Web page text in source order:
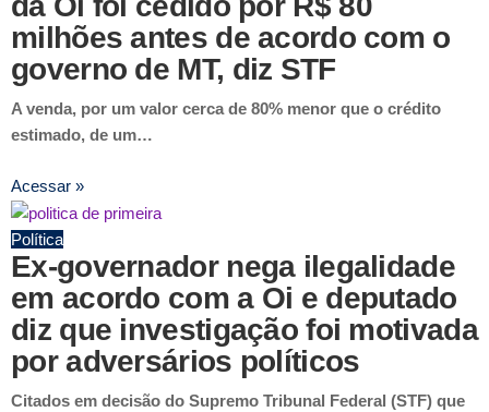
milhões antes de acordo com o
governo de MT, diz STF
A venda, por um valor cerca de 80% menor que o crédito
estimado, de um…
Acessar »
Política
Ex-governador nega ilegalidade
em acordo com a Oi e deputado
diz que investigação foi motivada
por adversários políticos
Citados em decisão do Supremo Tribunal Federal (STF) que